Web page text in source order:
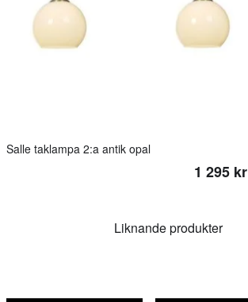
Salle taklampa 2:a antik opal
1 295 kr
Liknande produkter